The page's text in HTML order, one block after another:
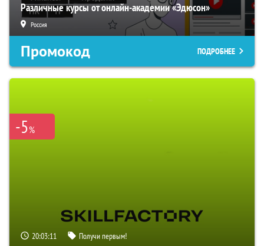
Различные курсы от онлайн-академии «Эдюсон»
Россия
Промокод ПОДРОБНЕЕ
-5%
20:03:10 Получи первым!